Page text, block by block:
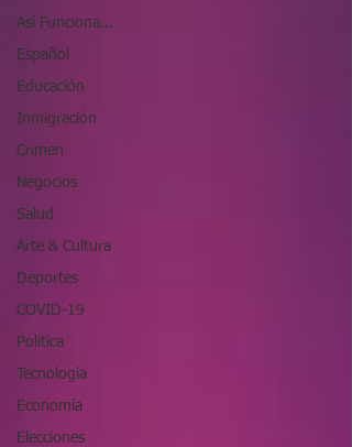
Así Funciona...
Español
Educación
Inmigración
Crimen
Negocios
Salud
Arte & Cultura
Deportes
COVID-19
Política
Tecnología
Economía
Elecciones